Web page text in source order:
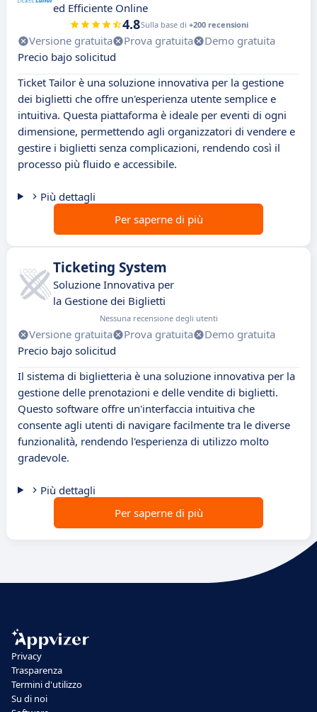
ed Efficiente Online
4.8Sulla base di +200 recensioni
Versione gratuita Prova gratuita
Demo gratuita
Precio bajo solicitud
Ticket Tailor è una soluzione innovativa per la gestione
dei biglietti che offre un'esperienza utente semplice e
intuitiva. Questa piattaforma è ideale per eventi di ogni
dimensione, permettendo agli organizzatori di vendere e
gestire i biglietti senza complicazioni, rendendo così il
processo più fluido e accessibile.
Più dettagli
Per saperne di più
Ticketing System
Soluzione Innovativa per
la Gestione dei Biglietti
Nessuna recensione degli utenti
Versione gratuita Prova gratuita
Demo gratuita
Precio bajo solicitud
Il sistema di biglietteria è una soluzione innovativa per la
gestione delle prenotazioni e delle vendite di biglietti.
Questo software offre un'interfaccia intuitiva che
consente agli utenti di navigare facilmente tra le diverse
funzionalità, rendendo l'esperienza di utilizzo molto
gradevole.
Più dettagli
Per saperne di più
Privacy
Trasparenza
Termini d'utilizzo
Su di noi